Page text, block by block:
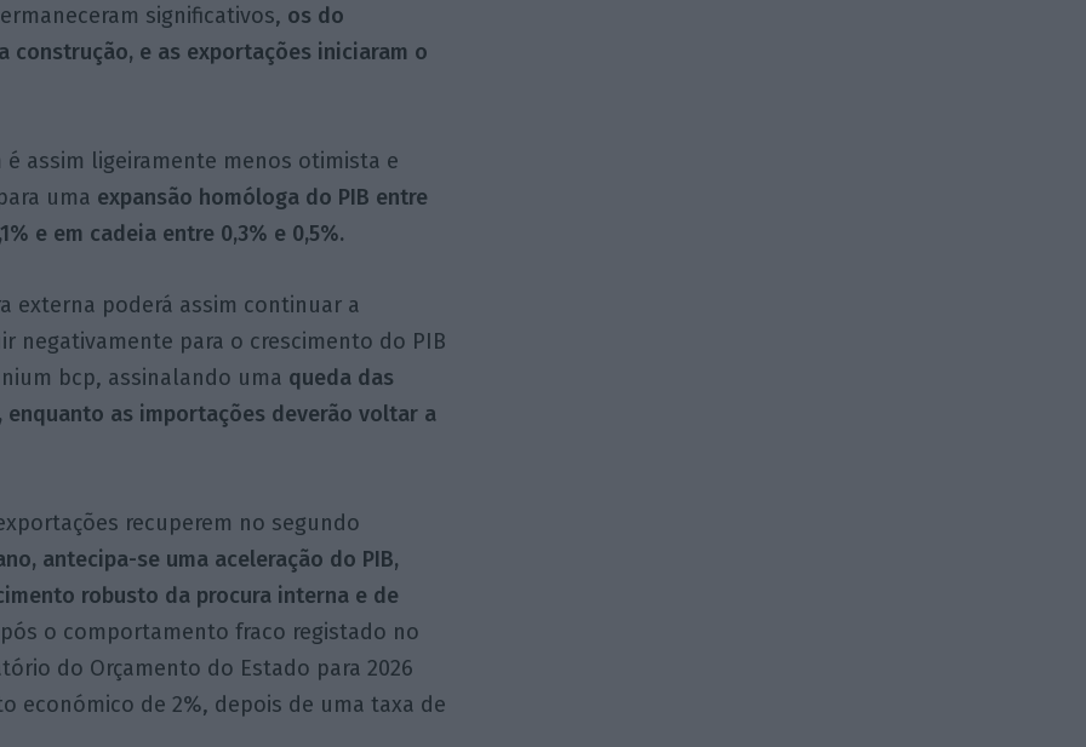
significativos, os do
e as exportações iniciaram o
é assim ligeiramente menos otimista e
uma expansão homóloga do PIB entre
e em cadeia entre 0,3% e 0,5%.
externa poderá assim continuar a
negativamente para o crescimento do PIB
bcp, assinalando uma queda das
as importações deverão voltar a
recuperem no segundo
antecipa-se uma aceleração do PIB,
robusto da procura interna e de
o comportamento fraco registado no
do Orçamento do Estado para 2026
económico de 2%, depois de uma taxa de